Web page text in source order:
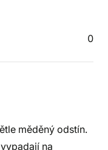
0
měděný odstín.
na